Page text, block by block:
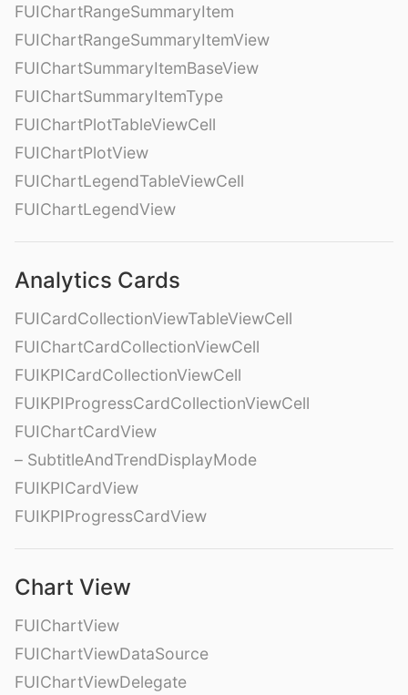
FUIChartRangeSummaryItem
FUIChartRangeSummaryItemView
FUIChartSummaryItemBaseView
FUIChartSummaryItemType
FUIChartPlotTableViewCell
FUIChartPlotView
FUIChartLegendTableViewCell
FUIChartLegendView
Analytics Cards
FUICardCollectionViewTableViewCell
FUIChartCardCollectionViewCell
FUIKPICardCollectionViewCell
FUIKPIProgressCardCollectionViewCell
FUIChartCardView
– SubtitleAndTrendDisplayMode
FUIKPICardView
FUIKPIProgressCardView
Chart View
FUIChartView
FUIChartViewDataSource
FUIChartViewDelegate